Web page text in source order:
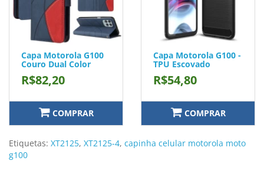
Capa Motorola G100
Couro Dual Color
R$82,20
COMPRAR
Capa Motorola G100 -
TPU Escovado
R$54,80
COMPRAR
Etiquetas: XT2125, XT2125-4, capinha celular motorola moto
g100